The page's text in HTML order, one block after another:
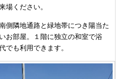
場ください。
側隣地通路と緑地帯につき陽当た
お部屋。１階に独立の和室で浴
でも利用できます。